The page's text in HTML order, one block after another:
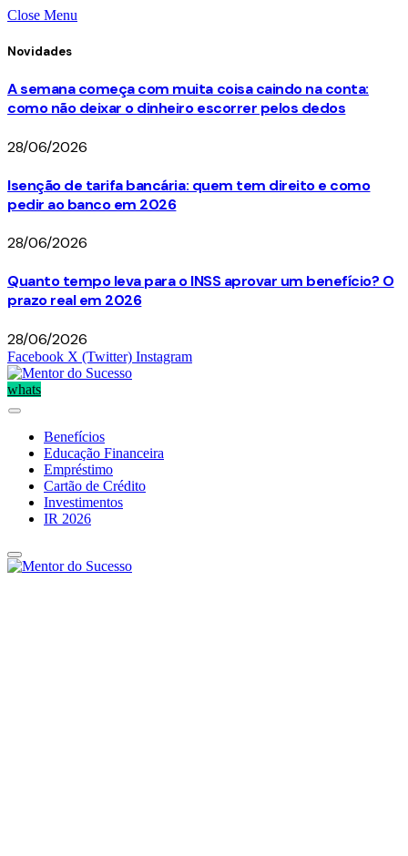
Close Menu
Novidades
A semana começa com muita coisa caindo na conta:
como não deixar o dinheiro escorrer pelos dedos
28/06/2026
Isenção de tarifa bancária: quem tem direito e como
pedir ao banco em 2026
28/06/2026
Quanto tempo leva para o INSS aprovar um benefício? O
prazo real em 2026
28/06/2026
Facebook X (Twitter) Instagram
whats
Benefícios
Educação Financeira
Empréstimo
Cartão de Crédito
Investimentos
IR 2026